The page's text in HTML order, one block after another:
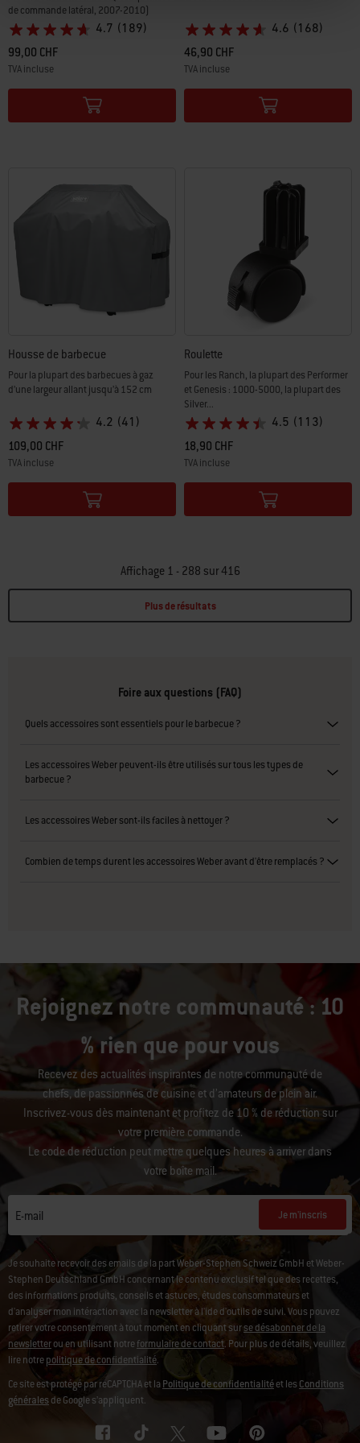
de commande latéral, 2007-2010)
4.7 (189)
99,00 CHF
TVA incluse
Color Options
4.6 (168)
46,90 CHF
TVA incluse
Color Options
Housse de barbecue
Pour la plupart des barbecues à gaz
d’une largeur allant jusqu’à 152 cm
4.2 (41)
109,00 CHF
TVA incluse
Color Options
Roulette
Pour les Ranch, la plupart des Performer
et Genesis : 1000-5000, la plupart des
Silver...
4.5 (113)
18,90 CHF
TVA incluse
Color Options
Affichage 1 - 288 sur 416
Plus de résultats
Foire aux questions (FAQ)
Quels accessoires sont essentiels pour le barbecue ?
Les accessoires Weber peuvent-ils être utilisés sur tous les types de
barbecue ?
Les accessoires Weber sont-ils faciles à nettoyer ?
Combien de temps durent les accessoires Weber avant d'être remplacés ?
Rejoignez notre communauté : 10
% rien que pour vous
Recevez des actualités inspirantes de notre communauté de
chefs, de passionnés de cuisine et d’amateurs de plein air.
Inscrivez-vous dès maintenant et profitez de 10 % de réduction sur
votre première commande.
Le code de réduction peut mettre quelques heures à arriver dans
votre boîte mail.
E-mail Je m'inscris
Je souhaite recevoir des emails de la part Weber-Stephen Schweiz GmbH et Weber-
Stephen Deutschland GmbH concernant le contenu exclusif tel que des recettes,
des informations produits, conseils et astuces, études consommateurs et
d'analyser mon intéraction avec la newsletter à l'ide d'outils de suivi. Vous pouvez
retirer votre consentement à tout moment en cliquant surse désabonner de la
newsletterou en utilisant notreformulaire de contact. Pour plus de détails, veuillez
lire notrepolitique de confidentialité.
Ce site est protégé par reCAPTCHA et la Politique de confidentialitéet lesConditions
généralesde Google s’appliquent.